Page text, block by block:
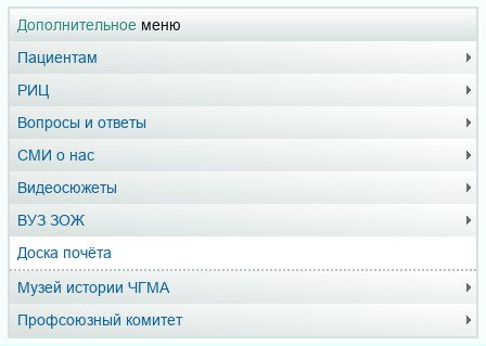
Дополнительное меню
Пациентам
РИЦ
Вопросы и ответы
СМИ о нас
Видеосюжеты
ВУЗ ЗОЖ
Доска почёта
Музей истории ЧГМА
Профсоюзный комитет